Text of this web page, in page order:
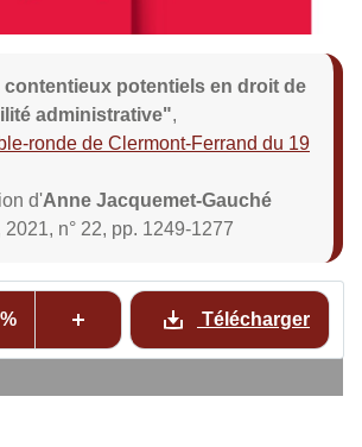
contentieux potentiels en droit de
administrative",
ronde de Clermont-Ferrand du 19
d'Anne Jacquemet-Gauché
n° 22, pp. 1249-1277
Télécharger